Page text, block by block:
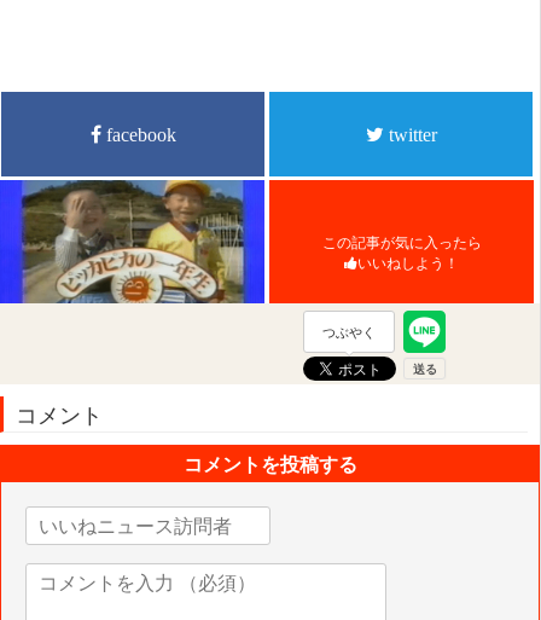
facebook twitter
この記事が気に入ったら
いいねしよう！
つぶやく
コメント
コメントを投稿する